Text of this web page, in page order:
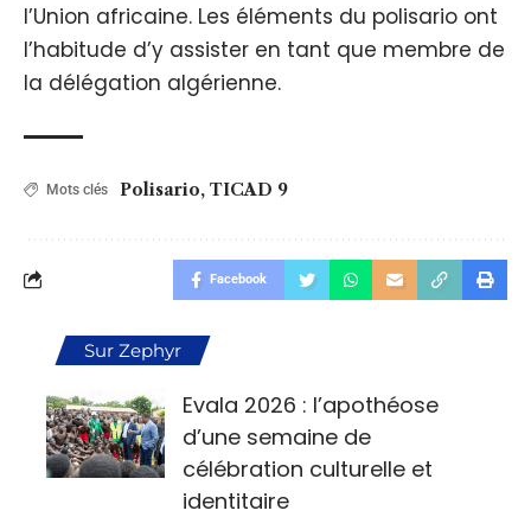
l’Union africaine. Les éléments du polisario ont
l’habitude d’y assister en tant que membre de
la délégation algérienne.
Mots clés Polisario, TICAD 9
Facebook
Sur Zephyr
Evala 2026 : l’apothéose
d’une semaine de
célébration culturelle et
identitaire